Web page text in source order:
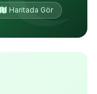
Haritada Gör